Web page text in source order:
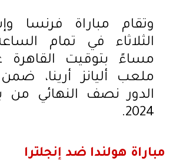
وتقام مباراة فرنسا
الثلاثاء في تمام
مساءً بتوقيت القاهرة
ملعب أليانز أرينا،
الدور نصف النهائي من
2024.
مباراة هولندا ضد إنجلترا